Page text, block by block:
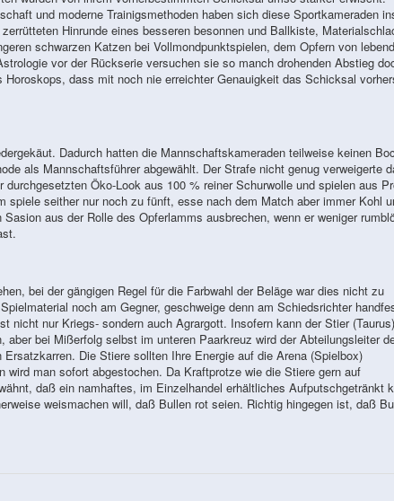
und moderne Trainigsmethoden haben sich diese Sportkameraden
Hinrunde eines besseren besonnen und Ballkiste,
schwarzen Katzen bei Vollmondpunktspielen, dem Opfern von
vor der Rückserie versuchen sie so manch drohenden Abstieg
dass mit noch nie erreichter Genauigkeit das Schicksal
Dadurch hatten die Mannschaftskameraden teilweise keinen
als Mannschaftsführer abgewählt. Der Strafe nicht genug verweigerte
Öko-Look aus 100 % reiner Schurwolle und spielen aus
seither nur noch zu fünft, esse nach dem Match aber immer Kohl
aus der Rolle des Opferlamms ausbrechen, wenn er weniger
bei der gängigen Regel für die Farbwahl der Beläge war dies nicht zu
noch am Gegner, geschweige denn am Schiedsrichter
nicht nur Kriegs- sondern auch Agrargott. Insofern kann der Stier (Taurus)
bei Mißerfolg selbst im unteren Paarkreuz wird der Abteilungsleiter
Die Stiere sollten Ihre Energie auf die Arena (Spielbox)
man sofort abgestochen. Da Kraftprotze wie die Stiere gern auf
daß ein namhaftes, im Einzelhandel erhältliches Aufputschgetränkt
weismachen will, daß Bullen rot seien. Richtig hingegen ist, daß